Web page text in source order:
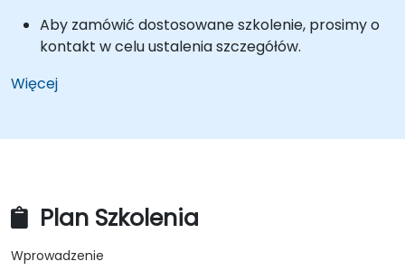
Aby zamówić dostosowane szkolenie, prosimy o
kontakt w celu ustalenia szczegółów.
Więcej
Plan Szkolenia
Wprowadzenie